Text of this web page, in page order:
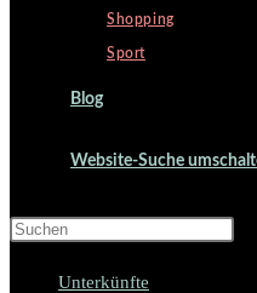
Shopping
Sport
Blog
Website-Suche
Unterkünfte